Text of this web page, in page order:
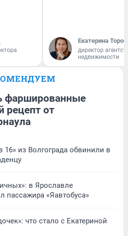
Екатерина
директор
недвижимости
фаршированные
рецепт от
из Волгограда обвинили в
в Ярославле
пассажира «Яавтобуса»
что стало с Екатериной